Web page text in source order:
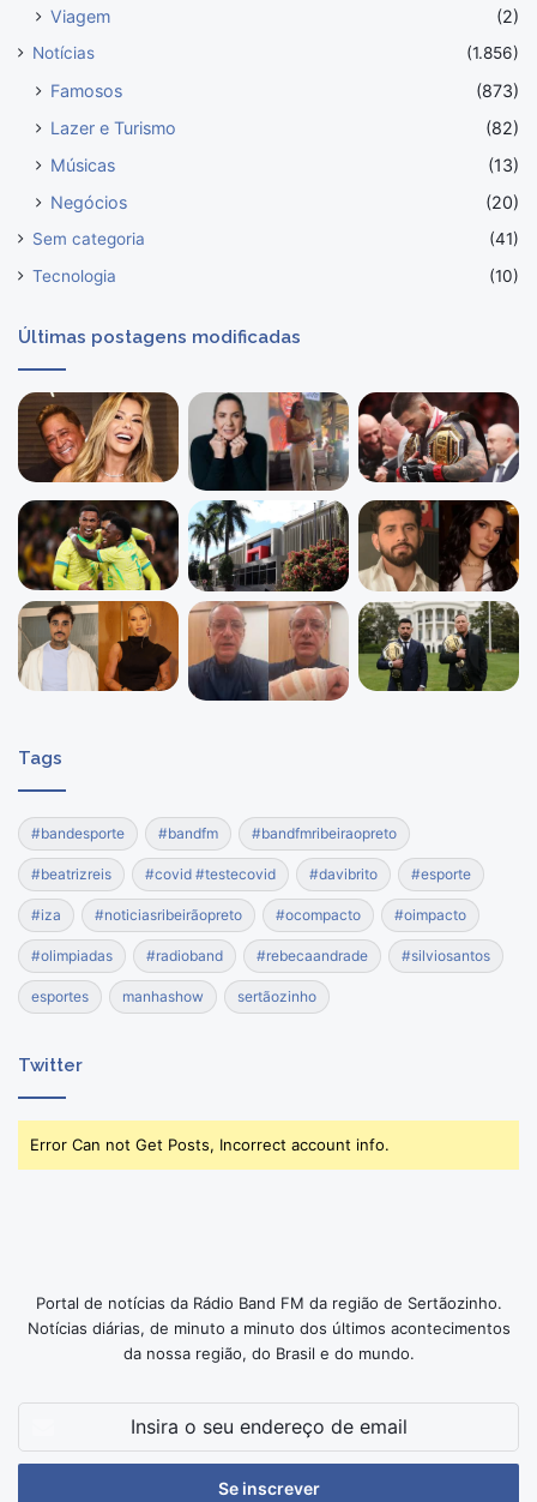
Viagem
(2)
Notícias (1.856)
Famosos
(873)
Lazer e Turismo
(82)
Músicas
(13)
Negócios
(20)
Sem categoria
(41)
Tecnologia
(10)
Últimas postagens modificadas
Tags
#bandesporte #bandfm #bandfmribeiraopreto
#beatrizreis #covid #testecovid #davibrito #esporte
#iza #noticiasribeirãopreto #ocompacto #oimpacto
#olimpiadas #radioband #rebecaandrade #silviosantos
esportes manhashow sertãozinho
Twitter
Error Can not Get Posts, Incorrect account info.
Portal de notícias da Rádio Band FM da região de Sertãozinho.
Notícias diárias, de minuto a minuto dos últimos acontecimentos
da nossa região, do Brasil e do mundo.
seu